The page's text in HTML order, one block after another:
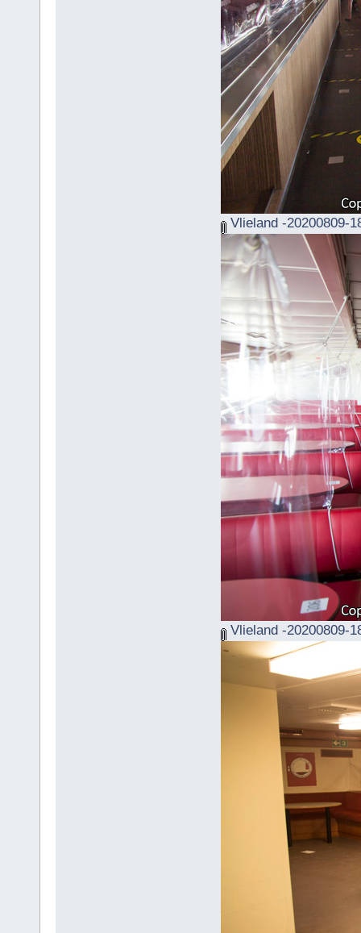
Vlieland -20200809-
Vlieland -20200809-